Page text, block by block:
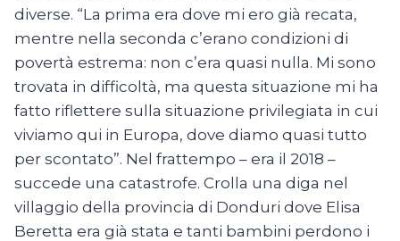
diverse. “La prima era dove mi ero già recata,
mentre nella seconda c’erano condizioni di
povertà estrema: non c’era quasi nulla. Mi sono
trovata in difficoltà, ma questa situazione mi ha
fatto riflettere sulla situazione privilegiata in cui
viviamo qui in Europa, dove diamo quasi tutto
per scontato”. Nel frattempo – era il 2018 –
succede una catastrofe. Crolla una diga nel
villaggio della provincia di Donduri dove Elisa
Beretta era già stata e tanti bambini perdono i